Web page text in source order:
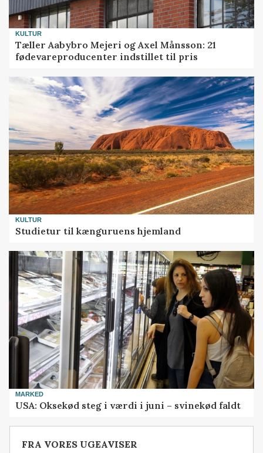
KULTUR
Tæller Aabybro Mejeri og Axel Månsson: 21
fødevareproducenter indstillet til pris
KULTUR
Studietur til kænguruens hjemland
MARKED
USA: Oksekød steg i værdi i juni – svinekød faldt
FRA VORES UGEAVISER